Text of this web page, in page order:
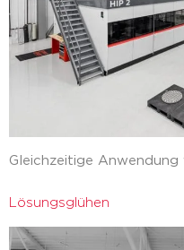
Gleichzeitige
Lösungsglühen